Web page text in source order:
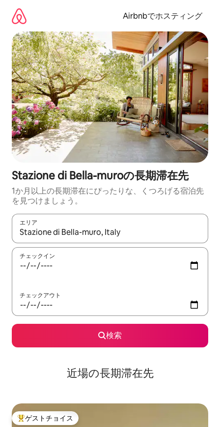
Airbnbでホスティング
Stazione di Bella-muroの長期滞在先
1か月以上の長期滞在にぴったりな、くつろげる宿泊先
を見つけましょう。
エリア
検索結果が表示されたら、上下の矢印キーを使って移動するか
チェックイン
チェックアウト
検索
近場の長期滞在先
大好評のゲストチョイスです。
ゲストチョイス